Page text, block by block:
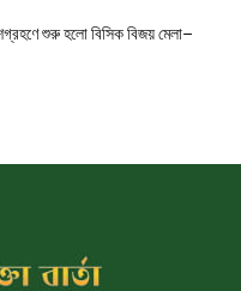
শুরু হলো বিসিক বিজয় মেলা–